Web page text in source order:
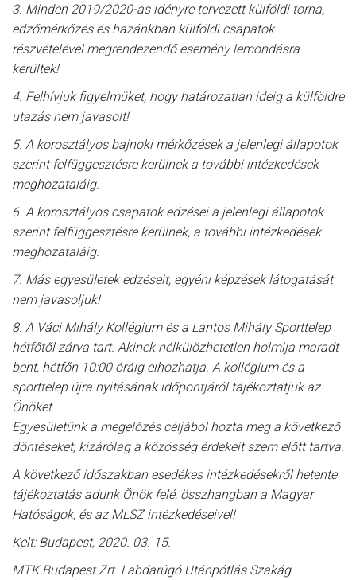
3. Minden 2019/2020-as idényre tervezett külföldi torna,
edzőmérkőzés és hazánkban külföldi csapatok
részvételével megrendezendő esemény lemondásra
kerültek!
4. Felhívjuk figyelmüket, hogy határozatlan ideig a külföldre
utazás nem javasolt!
5. A korosztályos bajnoki mérkőzések a jelenlegi állapotok
szerint felfüggesztésre kerülnek a további intézkedések
meghozataláig.
6. A korosztályos csapatok edzései a jelenlegi állapotok
szerint felfüggesztésre kerülnek, a további intézkedések
meghozataláig.
7. Más egyesületek edzéseit, egyéni képzések látogatását
nem javasoljuk!
8. A Váci Mihály Kollégium és a Lantos Mihály Sporttelep
hétfőtől zárva tart. Akinek nélkülözhetetlen holmija maradt
bent, hétfőn 10:00 óráig elhozhatja. A kollégium és a
sporttelep újra nyitásának időpontjáról tájékoztatjuk az
Önöket.
Egyesületünk a megelőzés céljából hozta meg a következő
döntéseket, kizárólag a közösség érdekeit szem előtt tartva.
A következő időszakban esedékes intézkedésekről hetente
tájékoztatás adunk Önök felé, összhangban a Magyar
Hatóságok, és az MLSZ intézkedéseivel!
Kelt: Budapest, 2020. 03. 15.
MTK Budapest Zrt. Labdarúgó Utánpótlás Szakág